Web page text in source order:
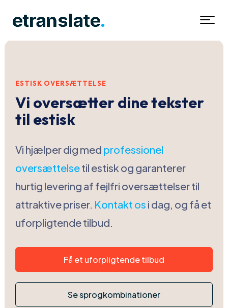
ESTISK OVERSÆTTELSE
Vi oversætter dine tekster
til estisk
Vi hjælper dig med professionel
oversættelsetil estisk og garanterer
hurtig levering af fejlfri oversættelser til
attraktive priser. Kontakt os i dag, og få et
uforpligtende tilbud.
Få et uforpligtende tilbud
Se sprogkombinationer